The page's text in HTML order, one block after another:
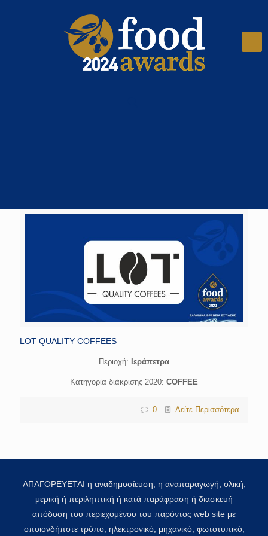
LOT QUALITY COFFEES
Περιοχή: Ιεράπετρα
Κατηγορία διάκρισης 2020: COFFEE
0 Δείτε Περισσότερα
ΑΠΑΓΟΡΕΥΕΤΑΙ η αναδημοσίευση, η αναπαραγωγή, ολική,
μερική ή περιληπτική ή κατά παράφραση ή διασκευή
απόδοση του περιεχομένου του παρόντος web site με
οποιονδήποτε τρόπο, ηλεκτρονικό, μηχανικό, φωτοτυπικό,